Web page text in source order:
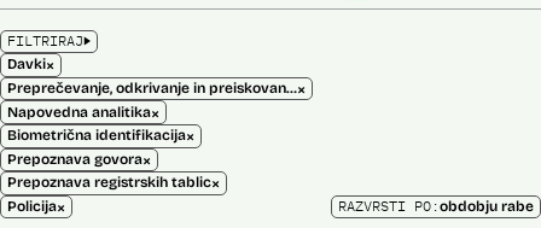
FILTRIRAJ
Davki×
Preprečevanje, odkrivanje in preiskovanje kaznivih dejanj×
Napovedna analitika×
Biometrična identifikacija×
Prepoznava govora×
Prepoznava registrskih tablic×
Policija× RAZVRSTI PO:obdobju rabe